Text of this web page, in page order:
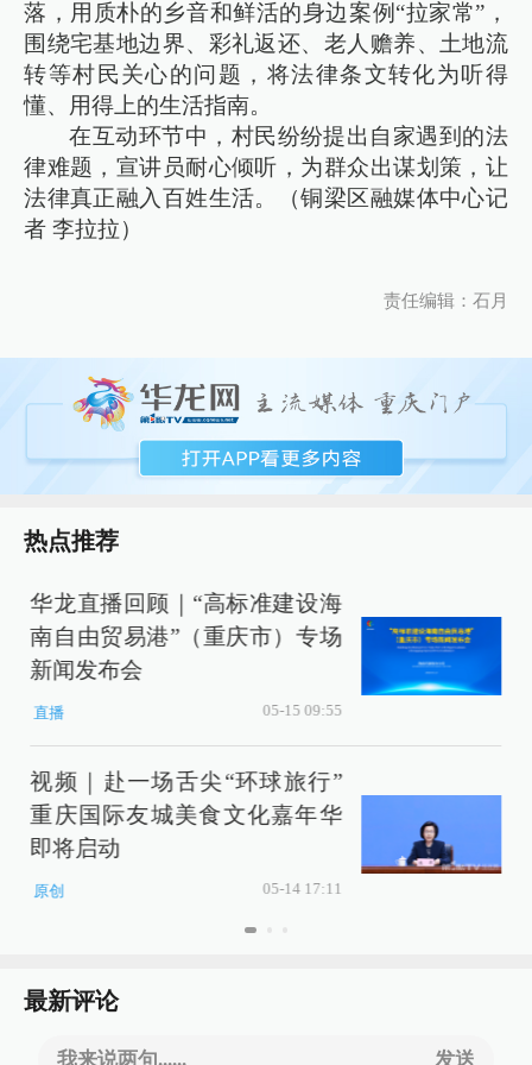
落，用质朴的乡音和鲜活的身边案例“拉家常”，
围绕宅基地边界、彩礼返还、老人赡养、土地流
转等村民关心的问题，将法律条文转化为听得
懂、用得上的生活指南。
在互动环节中，村民纷纷提出自家遇到的法
律难题，宣讲员耐心倾听，为群众出谋划策，让
法律真正融入百姓生活。（铜梁区融媒体中心记
者 李拉拉）
责任编辑：石月
热点推荐
华龙直播回顾｜“高标准建设海
南自由贸易港”（重庆市）专场
新闻发布会
直播 05-15 09:55
视频｜赴一场舌尖“环球旅行”
重庆国际友城美食文化嘉年华
即将启动
原创 05-14 17:11
最新评论
我来说两句...... 发送